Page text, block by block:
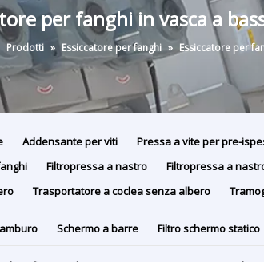
per fanghi in vasca a
Prodotti » Essiccatore per fanghi » Essiccatore per
Addensante per viti Pressa a vite per pre-
Filtropressa a nastro Filtropressa a
Trasportatore a coclea senza albero
Schermo a barre Filtro schermo statico